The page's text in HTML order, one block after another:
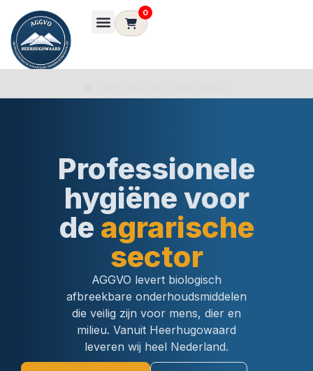
0
Professionele
hygiëne voor
de agrarische
sector
AGGVO levert biologisch
afbreekbare onderhoudsmiddelen
die veilig zijn voor mens, dier en
milieu. Vanuit Heerhugowaard
leveren wij heel Nederland.